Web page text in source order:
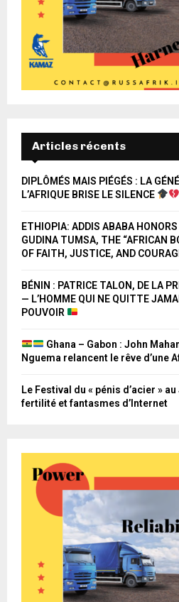
Articles récents
DIPLÔMÉS MAIS PIÉGÉS : LA
L’AFRIQUE BRISE LE SILENCE
ETHIOPIA: ADDIS ABABA
GUDINA TUMSA, THE “AFRICAN
OF FAITH, JUSTICE, AND
BÉNIN : PATRICE TALON, DE LA
— L’HOMME QUI NE QUITTE
POUVOIR
Ghana – Gabon : John
Nguema relancent le rêve d’une
Le Festival du « pénis d’acier »
fertilité et fantasmes d’Internet